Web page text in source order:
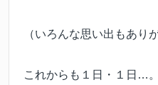
（いろんな思い出もあり
これからも１日・１日…